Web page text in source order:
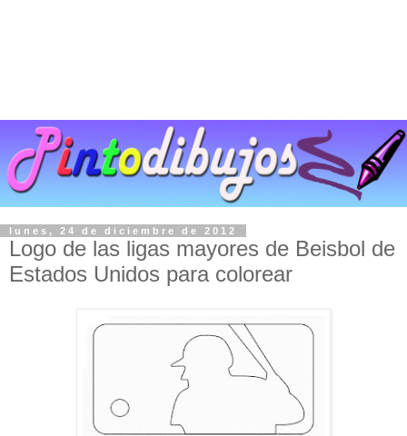
lunes, 24 de diciembre de 2012
Logo de las ligas mayores de Beisbol de
Estados Unidos para colorear